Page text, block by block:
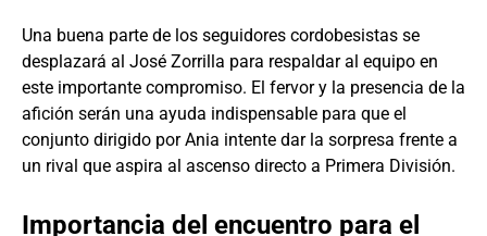
Una buena parte de los seguidores cordobesistas se
desplazará al José Zorrilla para respaldar al equipo en
este importante compromiso. El fervor y la presencia de la
afición serán una ayuda indispensable para que el
conjunto dirigido por Ania intente dar la sorpresa frente a
un rival que aspira al ascenso directo a Primera División.
Importancia del encuentro para el